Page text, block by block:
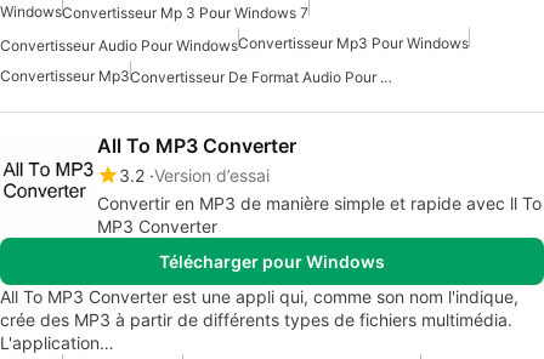
WindowsConvertisseur Mp 3 Pour Windows 7
Convertisseur Audio Pour WindowsConvertisseur Mp3 Pour Windows
Convertisseur Mp3
Convertisseur De Format Audio Pour Windows
All To MP3 Converter
3.2 Version d’essai
Convertir en MP3 de manière simple et rapide avec ll To
MP3 Converter
Télécharger pour Windows
All To MP3 Converter est une appli qui, comme son nom l'indique,
crée des MP3 à partir de différents types de fichiers multimédia.
L'application…